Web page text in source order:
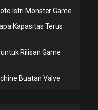
Istri Monster Game
Kapasitas Terus
Rilisan Game
Buatan Valve